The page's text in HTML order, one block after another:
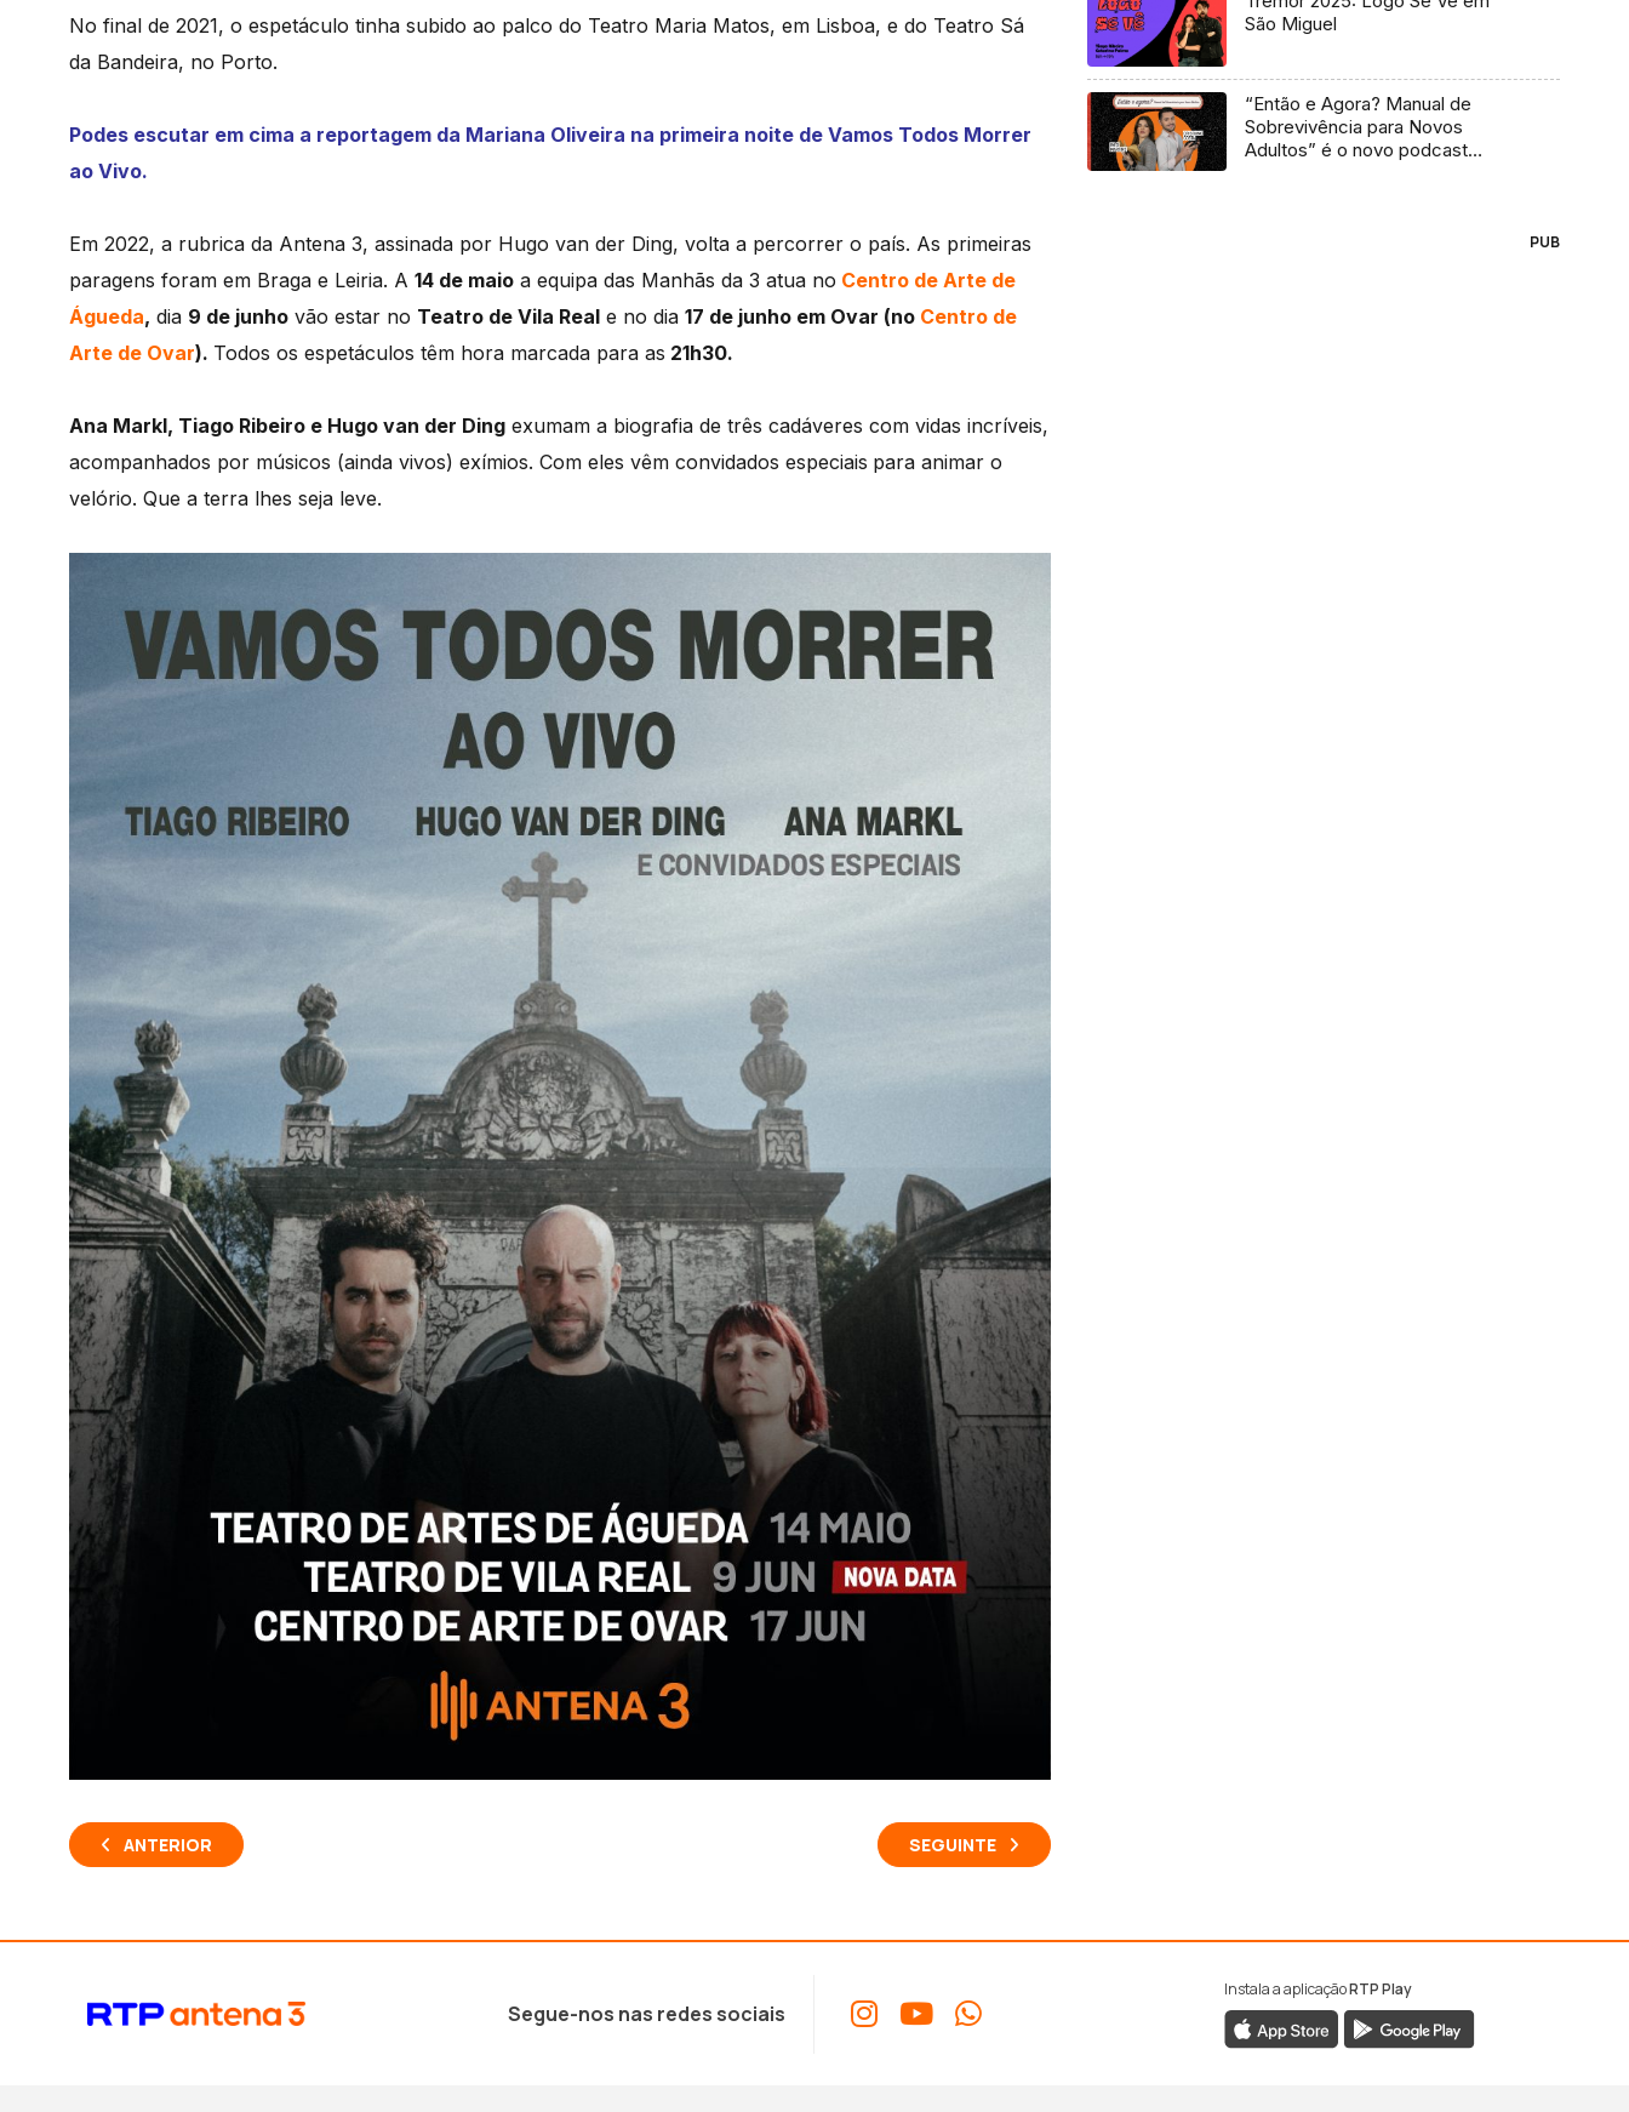
No final de 2021, o espetáculo tinha subido ao palco do Teatro Maria Matos, em Lisboa, e do Teatro Sá
da Bandeira, no Porto.
Podes escutar em cima a reportagem da Mariana Oliveira na primeira noite de Vamos Todos Morrer
ao Vivo.
Em 2022, a rubrica da Antena 3, assinada por Hugo van der Ding, volta a percorrer o país. As primeiras
paragens foram em Braga e Leiria. A 14 de maio a equipa das Manhãs da 3 atua no Centro de Arte de
Águeda, dia 9 de junho vão estar no Teatro de Vila Real e no dia 17 de junho em Ovar (no Centro de
Arte de Ovar). Todos os espetáculos têm hora marcada para as 21h30.
Ana Markl, Tiago Ribeiro e Hugo van der Ding exumam a biografia de três cadáveres com vidas incríveis,
acompanhados por músicos (ainda vivos) exímios. Com eles vêm convidados especiais para animar o
velório. Que a terra lhes seja leve.
ANTERIOR SEGUINTE
São Miguel
“Então e Agora? Manual de
Sobrevivência para Novos
Adultos” é o novo podcast
PUB
Segue-nos nas redes sociais
Instala a aplicaçãoRTP Play